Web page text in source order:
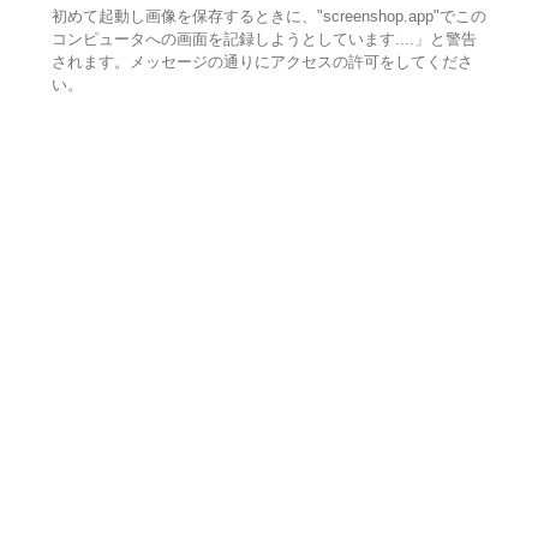
初めて起動し画像を保存するときに、"screenshop.app"でこの
コンピュータへの画面を記録しようとしています....」と警告
されます。メッセージの通りにアクセスの許可をしてくださ
い。